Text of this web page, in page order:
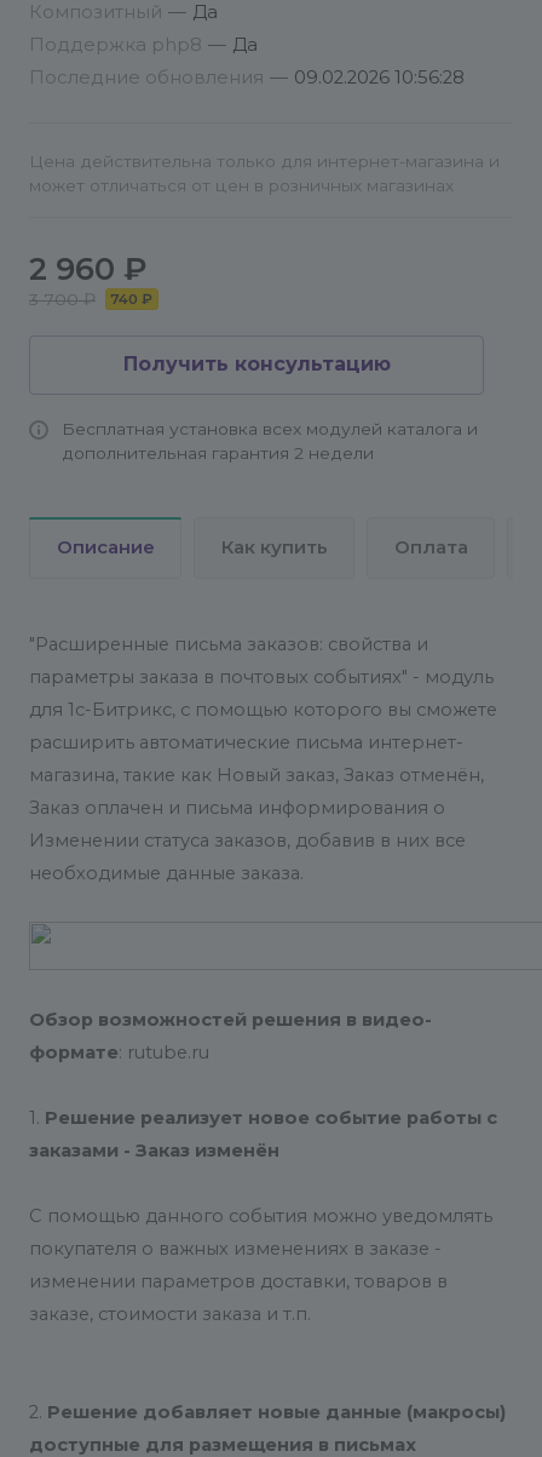
Композитный — Да
Поддержка php8 — Да
Последние обновления — 09.02.2026 10:56:28
Цена действительна только для интернет-магазина и
может отличаться от цен в розничных магазинах
2 960 ₽
3 700 ₽ 740 ₽
Получить консультацию
Бесплатная установка всех модулей каталога и
дополнительная гарантия 2 недели
Описание Как купить Оплата
"Расширенные письма заказов: свойства и
параметры заказа в почтовых событиях" - модуль
для 1с-Битрикс, с помощью которого вы сможете
расширить автоматические письма интернет-
магазина, такие как Новый заказ, Заказ отменён,
Заказ оплачен и письма информирования о
Изменении статуса заказов, добавив в них все
необходимые данные заказа.
Обзор возможностей решения в видео-
формате: rutube.ru
1. Решение реализует новое событие работы с
заказами - Заказ изменён
С помощью данного события можно уведомлять
покупателя о важных изменениях в заказе -
изменении параметров доставки, товаров в
заказе, стоимости заказа и т.п.
2. Решение добавляет новые данные (макросы)
доступные для размещения в письмах